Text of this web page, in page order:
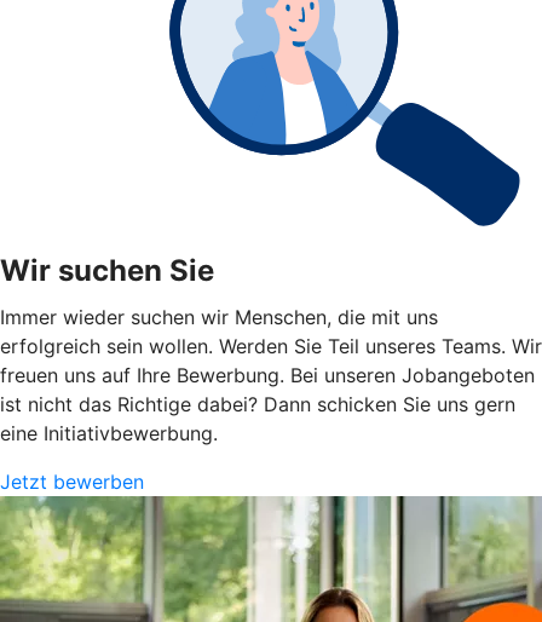
Wir suchen Sie
Immer wieder suchen wir Menschen, die mit uns
erfolgreich sein wollen. Werden Sie Teil unseres Teams. Wir
freuen uns auf Ihre Bewerbung. Bei unseren Jobangeboten
ist nicht das Richtige dabei? Dann schicken Sie uns gern
eine Initiativbewerbung.
Jetzt bewerben